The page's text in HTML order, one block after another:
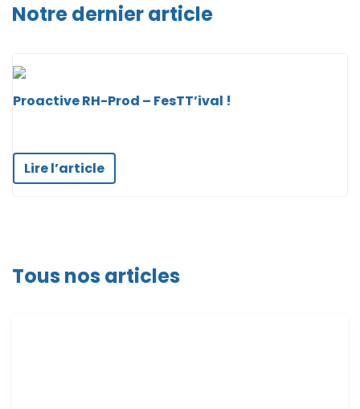
Notre dernier article
Proactive RH-Prod – FesTT’ival !
Lire l’article
Tous nos articles